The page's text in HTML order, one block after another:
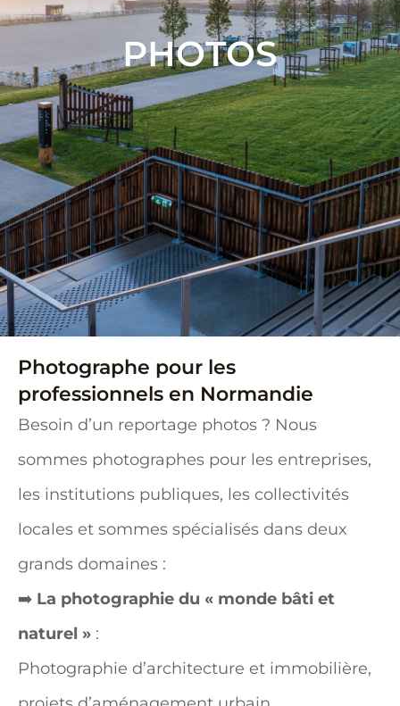
PHOTOS
Photographe pour les
professionnels en Normandie
Besoin d’un reportage photos ? Nous
sommes photographes pour les entreprises,
les institutions publiques, les collectivités
locales et sommes spécialisés dans deux
grands domaines :
➡️ La photographie du « monde bâti et
naturel » :
Photographie d’architecture et immobilière,